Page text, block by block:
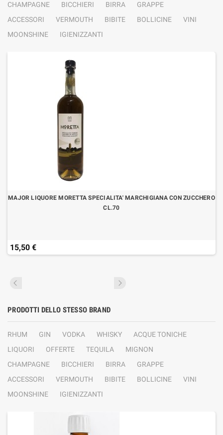
CHAMPAGNE
BICCHIERI BIRRA
GRAPPE
ACCESSORI
VERMOUTH BIBITE BOLLICINE
VINI
MOONSHINE
IGIENIZZANTI
MAJOR LIQUORE MORETTA SPECIALITA' MARCHIGIANA CON ZUCCHERO
CL.70
15,50 €
PRODOTTI DELLO STESSO BRAND
RHUM GIN VODKA WHISKY
ACQUE TONICHE
LIQUORI
OFFERTE TEQUILA
MIGNON
CHAMPAGNE
BICCHIERI BIRRA
GRAPPE
ACCESSORI
VERMOUTH BIBITE BOLLICINE
VINI
MOONSHINE
IGIENIZZANTI